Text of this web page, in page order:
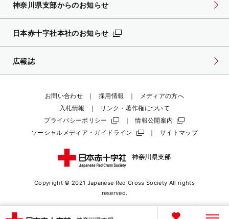
神奈川県支部からのお知らせ
日本赤十字社本社のお知らせ
広報誌
お問い合わせ 採用情報
メディアの方へ
入札情報
リンク・著作権について
プライバシーポリシー
情報公開案内
ソーシャルメディア・ガイドライン
サイトマップ
Copyright © 2021 Japanese Red Cross Society All rights
reserved.